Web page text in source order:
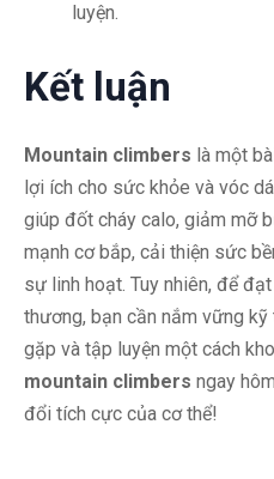
luyện.
Kết luận
Mountain climbers là một
lợi ích cho sức khỏe và vóc
giúp đốt cháy calo, giảm mỡ
mạnh cơ bắp, cải thiện sức
sự linh hoạt. Tuy nhiên, để
thương, bạn cần nắm vững
gặp và tập luyện một cách
mountain climbers ngay
đổi tích cực của cơ thể!